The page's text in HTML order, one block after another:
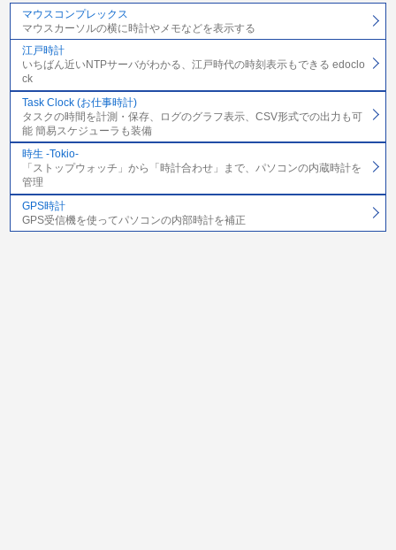
マウスコンプレックス
マウスカーソルの横に時計やメモなどを表示する
江戸時計
いちばん近いNTPサーバがわかる、江戸時代の時刻表示もできる edoclo
ck
Task Clock (お仕事時計)
タスクの時間を計測・保存、ログのグラフ表示、CSV形式での出力も可
能 簡易スケジューラも装備
時生 -Tokio-
「ストップウォッチ」から「時計合わせ」まで、パソコンの内蔵時計を
管理
GPS時計
GPS受信機を使ってパソコンの内部時計を補正